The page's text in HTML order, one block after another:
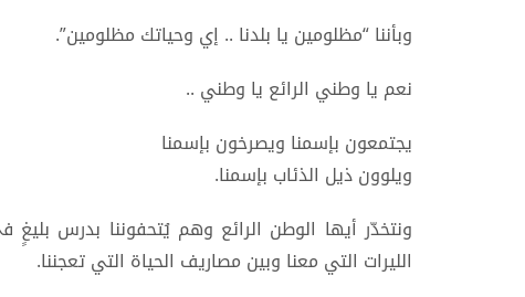
وبأننا “مظلومين يا بلدنا .. إي وحياتك مظلومين”.
نعم يا وطني الرائع يا وطني ..
يجتمعون بإسمنا ويصرخون بإسمنا
ويلوون ذيل الذئاب بإسمنا.
ونتخدّر أيها الوطن الرائع وهم يُتحفوننا بدرس
الليرات التي معنا وبين مصاريف الحياة التي تعجننا.